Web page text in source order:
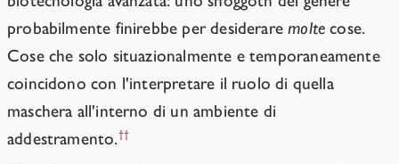
probabilmente finirebbe per desideraremolte cose.
Cose che solo situazionalmente e temporaneamente
coincidono con l'interpretare il ruolo di quella
maschera all'interno di un ambiente di
addestramento.††